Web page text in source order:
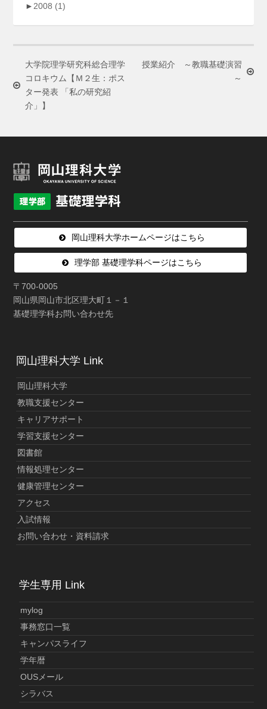
► 2008 (1)
大学院理学研究科総合理学
コロキウム【Ｍ２生：ポス
ター発表 「私の研究紹
介」】
授業紹介 ～教職基礎演習
～
岡山理科大学ホームページはこちら
理学部 基礎理学科ページはこちら
〒700-0005
岡山県岡山市北区理大町１－１
基礎理学科お問い合わせ先
岡山理科大学 Link
岡山理科大学
教職支援センター
キャリアサポート
学習支援センター
図書館
情報処理センター
健康管理センター
アクセス
入試情報
お問い合わせ・資料請求
学生専用 Link
mylog
事務窓口一覧
キャンパスライフ
学年暦
OUSメール
シラバス